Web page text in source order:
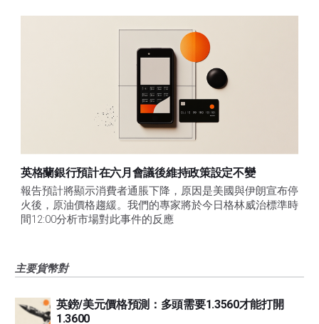
英格蘭銀行預計在六月會議後維持政策設定不變
報告預計將顯示消費者通脹下降，原因是美國與伊朗宣布停
火後，原油價格趨緩。我們的專家將於今日格林威治標準時
間12:00分析市場對此事件的反應
主要貨幣對
英鎊/美元價格預測：多頭需要1.3560才能打開
1.3600